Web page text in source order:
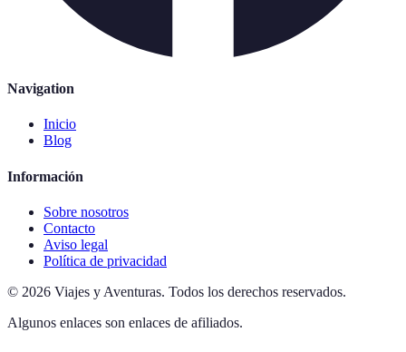
Navigation
Inicio
Blog
Información
Sobre nosotros
Contacto
Aviso legal
Política de privacidad
© 2026 Viajes y Aventuras. Todos los derechos reservados.
Algunos enlaces son enlaces de afiliados.